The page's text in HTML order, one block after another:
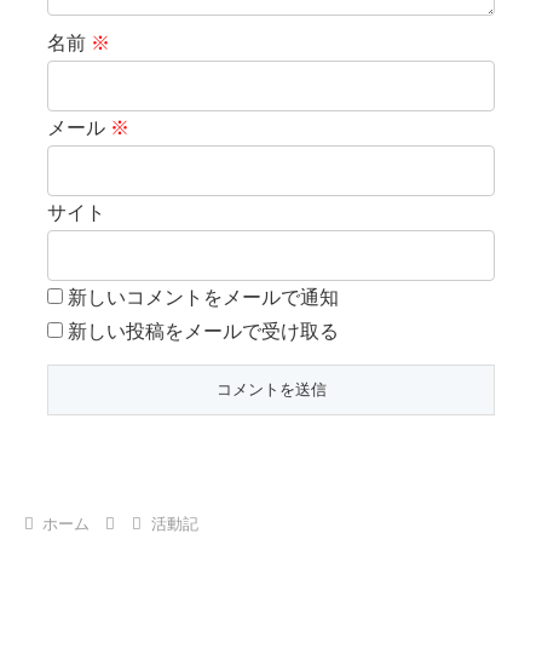
名前 ※
メール ※
サイト
新しいコメントをメールで通知
新しい投稿をメールで受け取る
ホーム 活動記